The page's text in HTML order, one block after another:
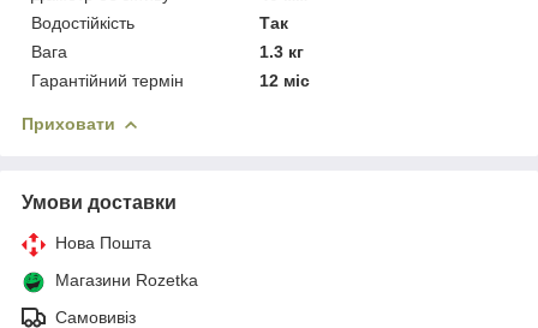
Водостійкість
Так
Вага
1.3 кг
Гарантійний термін
12 міс
Приховати
Умови доставки
Нова Пошта
Магазини Rozetka
Самовивіз